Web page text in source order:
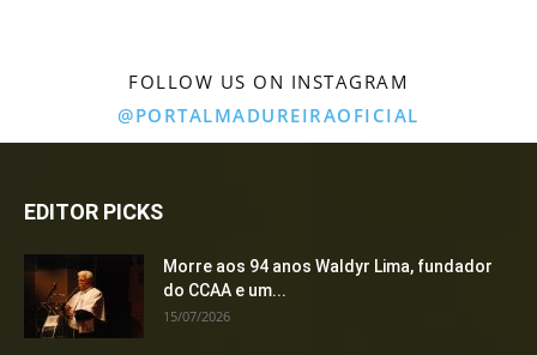
FOLLOW US ON INSTAGRAM
@PORTALMADUREIRAOFICIAL
EDITOR PICKS
Morre aos 94 anos Waldyr Lima, fundador
do CCAA e um...
15/07/2026